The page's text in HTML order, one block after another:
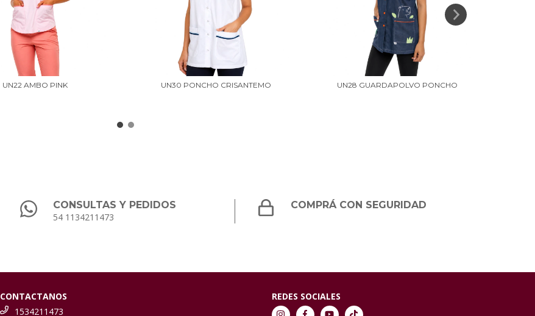
UN22 AMBO PINK UN30 PONCHO CRISANTEMO UN28 GUARDAPOLVO PONCHO
CONSULTAS Y PEDIDOS
54 1134211473
COMPRÁ CON SEGURIDAD
CONTACTANOS
1534211473
REDES SOCIALES